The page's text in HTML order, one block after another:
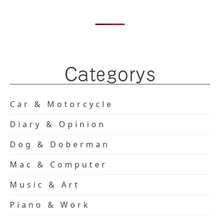
Categorys
Car & Motorcycle
Diary & Opinion
Dog & Doberman
Mac & Computer
Music & Art
Piano & Work